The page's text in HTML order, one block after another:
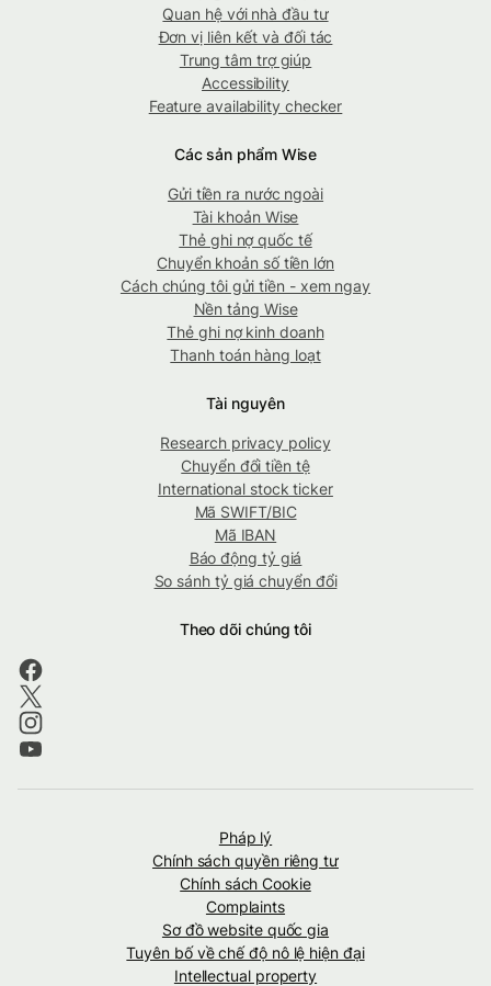
Quan hệ với nhà đầu tư
Đơn vị liên kết và đối tác
Trung tâm trợ giúp
Accessibility
Feature availability checker
Các sản phẩm Wise
Gửi tiền ra nước ngoài
Tài khoản Wise
Thẻ ghi nợ quốc tế
Chuyển khoản số tiền lớn
Cách chúng tôi gửi tiền - xem ngay
Nền tảng Wise
Thẻ ghi nợ kinh doanh
Thanh toán hàng loạt
Tài nguyên
Research privacy policy
Chuyển đổi tiền tệ
International stock ticker
Mã SWIFT/BIC
Mã IBAN
Báo động tỷ giá
So sánh tỷ giá chuyển đổi
Theo dõi chúng tôi
Pháp lý
Chính sách quyền riêng tư
Chính sách Cookie
Complaints
Sơ đồ website quốc gia
Tuyên bố về chế độ nô lệ hiện đại
Intellectual property